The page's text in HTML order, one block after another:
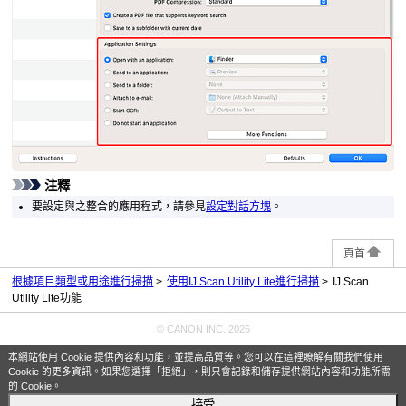
本網站使用 Cookie 提供內容和功能，並提高品質等。您可以在這裡瞭解有關我們使用
Cookie 的更多資訊。如果您選擇「拒絕」，則只會記錄和儲存提供網站內容和功能所需
的 Cookie。
注釋
要設定與之整合的應用程式，請參見設定對話方塊 。
頁首
根據項目類型或用途進行掃描 使用IJ Scan Utility Lite進行掃描
IJ Scan
Utility Lite功能
© CANON INC. 2025